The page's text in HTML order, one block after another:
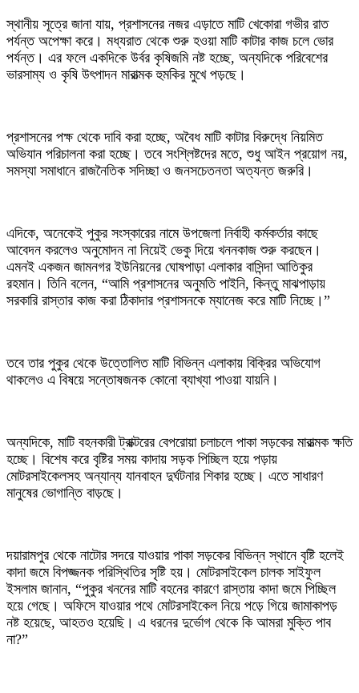
স্থানীয় সূত্রে জানা যায়, প্রশাসনের নজর এড়াতে মাটি খেকোরা গভীর রাত
পর্যন্ত অপেক্ষা করে। মধ্যরাত থেকে শুরু হওয়া মাটি কাটার কাজ চলে ভোর
পর্যন্ত। এর ফলে একদিকে উর্বর কৃষিজমি নষ্ট হচ্ছে, অন্যদিকে পরিবেশের
ভারসাম্য ও কৃষি উৎপাদন মারাত্মক হুমকির মুখে পড়ছে।
প্রশাসনের পক্ষ থেকে দাবি করা হচ্ছে, অবৈধ মাটি কাটার বিরুদ্ধে নিয়মিত
অভিযান পরিচালনা করা হচ্ছে। তবে সংশ্লিষ্টদের মতে, শুধু আইন প্রয়োগ নয়,
সমস্যা সমাধানে রাজনৈতিক সদিচ্ছা ও জনসচেতনতা অত্যন্ত জরুরি।
এদিকে, অনেকেই পুকুর সংস্কারের নামে উপজেলা নির্বাহী কর্মকর্তার কাছে
আবেদন করলেও অনুমোদন না নিয়েই ভেকু দিয়ে খননকাজ শুরু করছেন।
এমনই একজন জামনগর ইউনিয়নের ঘোষপাড়া এলাকার বাসিন্দা আতিকুর
রহমান। তিনি বলেন, “আমি প্রশাসনের অনুমতি পাইনি, কিন্তু মাঝপাড়ায়
সরকারি রাস্তার কাজ করা ঠিকাদার প্রশাসনকে ম্যানেজ করে মাটি নিচ্ছে।”
তবে তার পুকুর থেকে উত্তোলিত মাটি বিভিন্ন এলাকায় বিক্রির অভিযোগ
থাকলেও এ বিষয়ে সন্তোষজনক কোনো ব্যাখ্যা পাওয়া যায়নি।
অন্যদিকে, মাটি বহনকারী ট্রাক্টরের বেপরোয়া চলাচলে পাকা সড়কের মারাত্মক ক্ষতি
হচ্ছে। বিশেষ করে বৃষ্টির সময় কাদায় সড়ক পিচ্ছিল হয়ে পড়ায়
মোটরসাইকেলসহ অন্যান্য যানবাহন দুর্ঘটনার শিকার হচ্ছে। এতে সাধারণ
মানুষের ভোগান্তি বাড়ছে।
দয়ারামপুর থেকে নাটোর সদরে যাওয়ার পাকা সড়কের বিভিন্ন স্থানে বৃষ্টি হলেই
কাদা জমে বিপজ্জনক পরিস্থিতির সৃষ্টি হয়। মোটরসাইকেল চালক সাইফুল
ইসলাম জানান, “পুকুর খননের মাটি বহনের কারণে রাস্তায় কাদা জমে পিচ্ছিল
হয়ে গেছে। অফিসে যাওয়ার পথে মোটরসাইকেল নিয়ে পড়ে গিয়ে জামাকাপড়
নষ্ট হয়েছে, আহতও হয়েছি। এ ধরনের দুর্ভোগ থেকে কি আমরা মুক্তি পাব
না?”